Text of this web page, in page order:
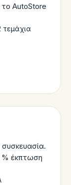
AutoStore
τεμάχια
συσκευασία.
% έκπτωση